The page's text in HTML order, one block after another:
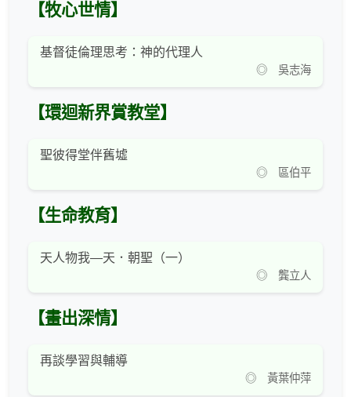
【牧心世情】
基督徒倫理思考：神的代理人
◎ 吳志海
【環迴新界賞教堂】
聖彼得堂伴舊墟
◎ 區伯平
【生命教育】
天人物我—天．朝聖（一）
◎ 龔立人
【畫出深情】
再談學習與輔導
◎ 黃葉仲萍